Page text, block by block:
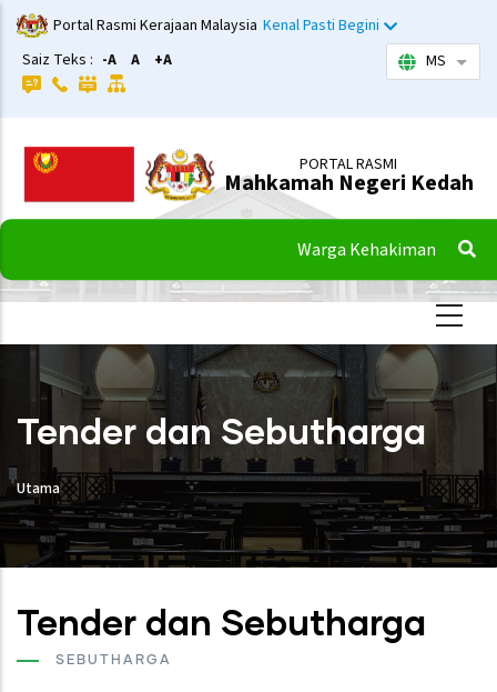
Langkau
ke
kandungan
utama
Portal Rasmi Kerajaan Malaysia Kenal Pasti Begini
Saiz Teks : -A A +A MS
PORTAL RASMI
Mahkamah Negeri Kedah
Warga Kehakiman
Tender dan Sebutharga
Utama
Tender dan Sebutharga
SEBUTHARGA